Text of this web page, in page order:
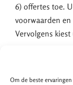
Om de beste
6) offertes toe.
voorwaarden
Vervolgens